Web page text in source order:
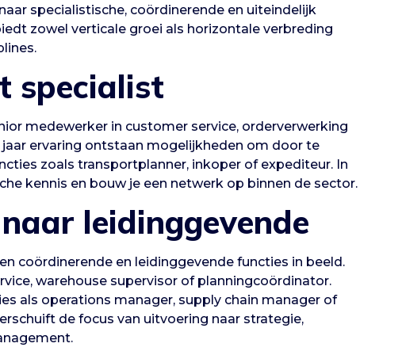
specialistische, coördinerende en uiteindelijk
zowel verticale groei als horizontale verbreding
specialist
medewerker in customer service, orderverwerking
ervaring ontstaan mogelijkheden om door te
zoals transportplanner, inkoper of expediteur. In
kennis en bouw je een netwerk op binnen de sector.
leidinggevende
coördinerende en leidinggevende functies in beeld.
warehouse supervisor of planningcoördinator.
als operations manager, supply chain manager of
de focus van uitvoering naar strategie,